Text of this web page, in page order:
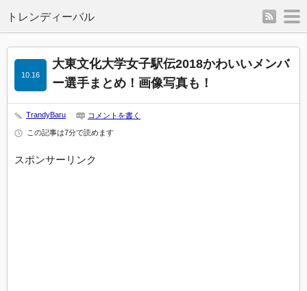
トレンディーバル rss
大東文化大学女子駅伝2018かわいいメンバ
ー選手まとめ！画像写真も！
10.16
TrandyBaru コメントを書く
この記事は7分で読めます
スポンサーリンク